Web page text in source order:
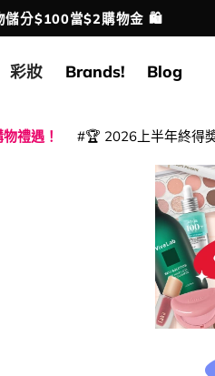
配送港澳
券、FPS、八達通、PAYME、信
彩妝 Brands! Blog
禮遇！ 🏆 2026上半年終得